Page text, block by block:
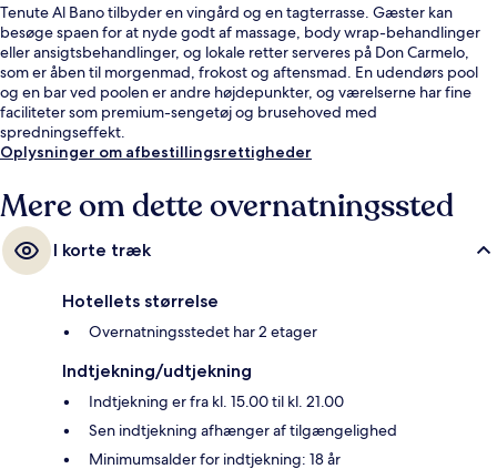
Tenute Al Bano tilbyder en vingård og en tagterrasse. Gæster kan
besøge spaen for at nyde godt af massage, body wrap-behandlinger
eller ansigtsbehandlinger, og lokale retter serveres på Don Carmelo,
som er åben til morgenmad, frokost og aftensmad. En udendørs pool
og en bar ved poolen er andre højdepunkter, og værelserne har fine
faciliteter som premium-sengetøj og brusehoved med
spredningseffekt.
Oplysninger om afbestillingsrettigheder
Mere om dette overnatningssted
I korte træk
Hotellets størrelse
Overnatningsstedet har 2 etager
Indtjekning/udtjekning
Indtjekning er fra kl. 15.00 til kl. 21.00
Sen indtjekning afhænger af tilgængelighed
Minimumsalder for indtjekning: 18 år